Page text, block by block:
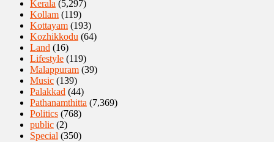
Kerala (5,297)
Kollam(119)
Kottayam(193)
Kozhikkodu (64)
Land (16)
Lifestyle(119)
Malappuram(39)
Music(139)
Palakkad (44)
Pathanamthitta (7,369)
Politics(768)
public(2)
Special (350)